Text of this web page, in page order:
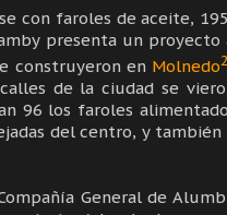
con faroles de aceite,
presenta un
construyeron en Molnedo2
de la ciudad se
96 los faroles
del centro, y
General de